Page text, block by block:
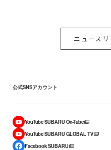
ニュース
公式SNSアカウント
YouTube SUBARU On-Tube
YouTube SUBARU GLOBAL TV
Facebook SUBARU